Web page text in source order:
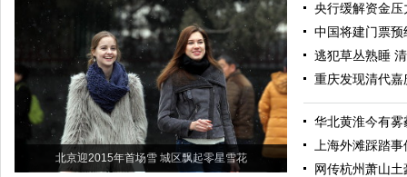
北京迎2015年首场雪 城区飘起零星雪花
央行缓解资金
中国将建门票
逃犯草丛熟睡
重庆发现清代
华北黄淮今有
上海外滩踩踏
网传杭州萧山